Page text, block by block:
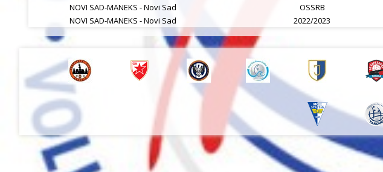
NOVI SAD-MANEKS - Novi Sad
OSSRB
NOVI SAD-MANEKS - Novi Sad
2022/2023